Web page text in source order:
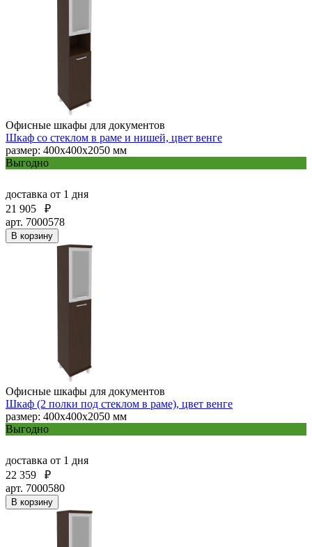
Офисные шкафы для документов
Шкаф со стеклом в раме и нишей, цвет венге
размер: 400х400х2050 мм
Выгодно
доставка от 1 дня
21 905
₽
арт. 7000578
В корзину
Офисные шкафы для документов
Шкаф (2 полки под стеклом в раме), цвет венге
размер: 400х400х2050 мм
Выгодно
доставка от 1 дня
22 359
₽
арт. 7000580
В корзину